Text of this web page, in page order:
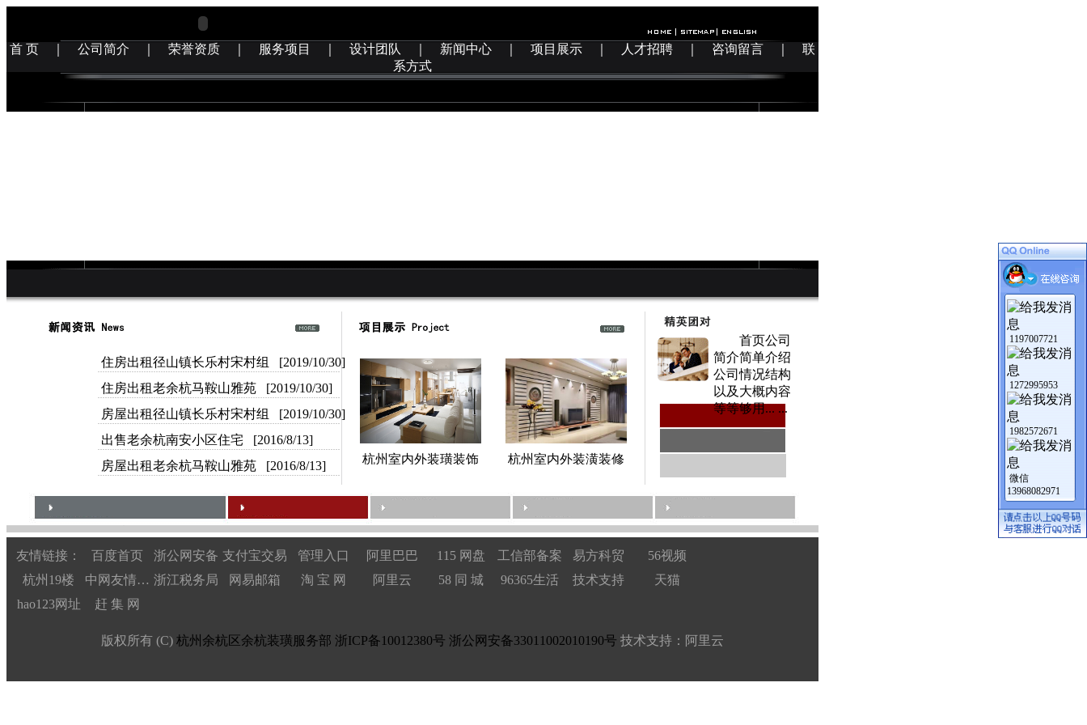
首 页 公司简介 荣誉资质 服务项目 设计团队 新闻中心 项目展示 人才招聘 咨询留言
联
系方式
住房出租径山镇长乐村宋村组 [2019/10/30]
住房出租老余杭马鞍山雅苑 [2019/10/30]
房屋出租径山镇长乐村宋村组 [2019/10/30]
出售老余杭南安小区住宅 [2016/8/13]
房屋出租老余杭马鞍山雅苑 [2016/8/13]
杭州室内外装璜装饰 杭州室内外装潢装修
首页公司
简介简单介绍
公司情况结构
以及大概内容
等等够用... ...
友情链接： 百度首页 浙公网安备 支付宝交易 管理入口 阿里巴巴 115 网盘 工信部备案 易方科贸
56视频
杭州19楼
中网友情链接 浙江税务局 网易邮箱 淘 宝 网 阿里云 58 同 城 96365生活 技术支持
天猫
hao123网址
赶 集 网
版权所有 (C) 杭州余杭区余杭装璜服务部 浙ICP备10012380号 浙公网安备33011002010190号 技术支持：阿里云
1197007721
1272995953
1982572671
微信
13968082971